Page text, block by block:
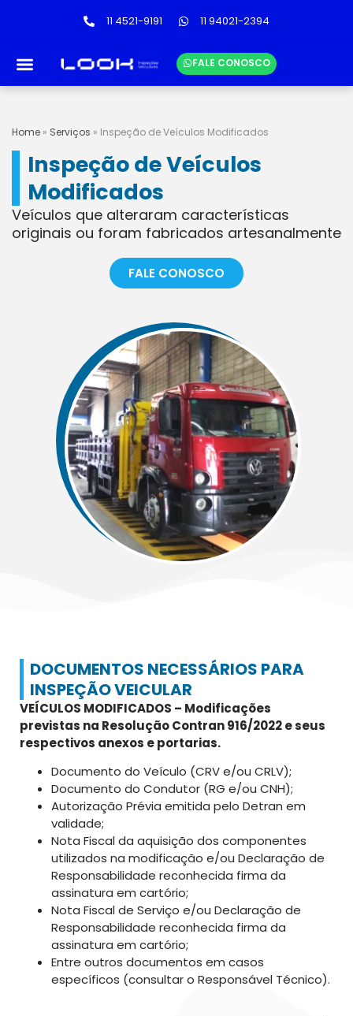
11 4521-9191 11 94021-2394
FALE CONOSCO
Home » Serviços » Inspeção de Veículos Modificados
Inspeção de Veículos
Modificados
Veículos que alteraram características
originais ou foram fabricados artesanalmente
FALE CONOSCO
DOCUMENTOS NECESSÁRIOS PARA
INSPEÇÃO VEICULAR
VEÍCULOS MODIFICADOS – Modificações
previstas na Resolução Contran 916/2022 e seus
respectivos anexos e portarias.
Documento do Veículo (CRV e/ou CRLV);
Documento do Condutor (RG e/ou CNH);
Autorização Prévia emitida pelo Detran em
validade;
Nota Fiscal da aquisição dos componentes
utilizados na modificação e/ou Declaração de
Responsabilidade reconhecida firma da
assinatura em cartório;
Nota Fiscal de Serviço e/ou Declaração de
Responsabilidade reconhecida firma da
assinatura em cartório;
Entre outros documentos em casos
específicos (consultar o Responsável Técnico).